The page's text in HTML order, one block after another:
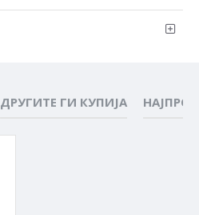
ДРУГИТЕ ГИ КУПИЈА